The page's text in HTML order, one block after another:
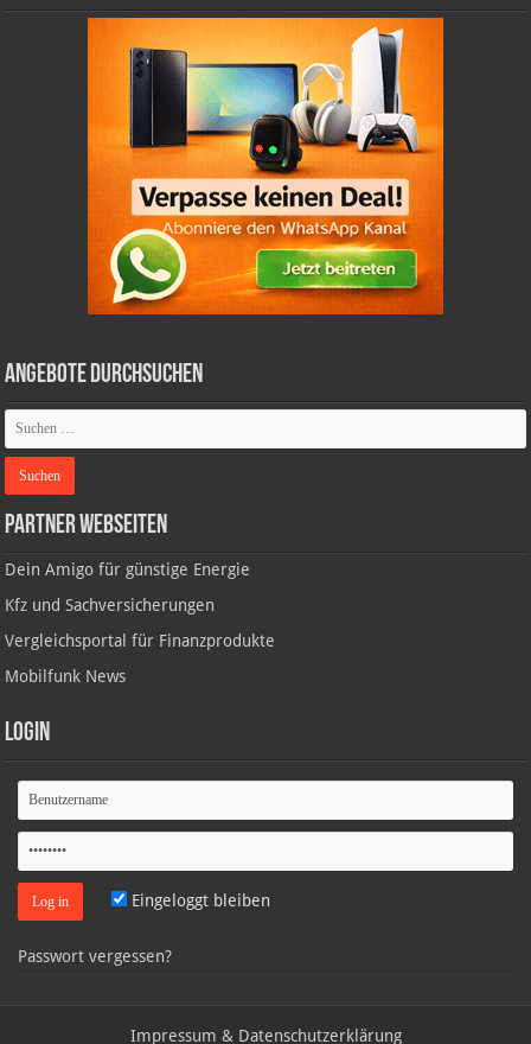
Angebote durchsuchen
Partner Webseiten
Dein Amigo für günstige Energie
Kfz und Sachversicherungen
Vergleichsportal für Finanzprodukte
Mobilfunk News
Login
Eingeloggt bleiben
Passwort vergessen?
Impressum & Datenschutzerklärung